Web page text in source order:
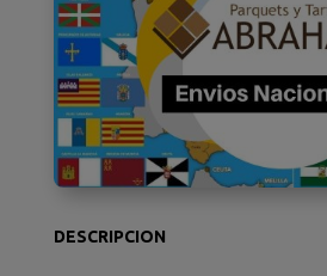
DESCRIPCION